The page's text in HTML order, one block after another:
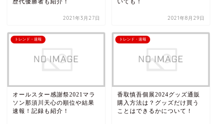
2021年3月27日 2021年8月29日
トレンド・速報
オールスター感謝祭2021マラ
ソン那須川天心の順位や結果
速報！記録も紹介！
トレンド・速報
香取慎吾個展2024グッズ通販
購入方法は？グッズだけ買う
ことはできるかについて！